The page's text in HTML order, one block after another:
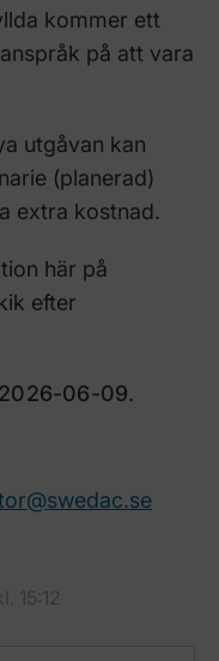
kommer ett
på att vara
utgåvan kan
(planerad)
extra kostnad.
här på
efter
06-09.
15:12